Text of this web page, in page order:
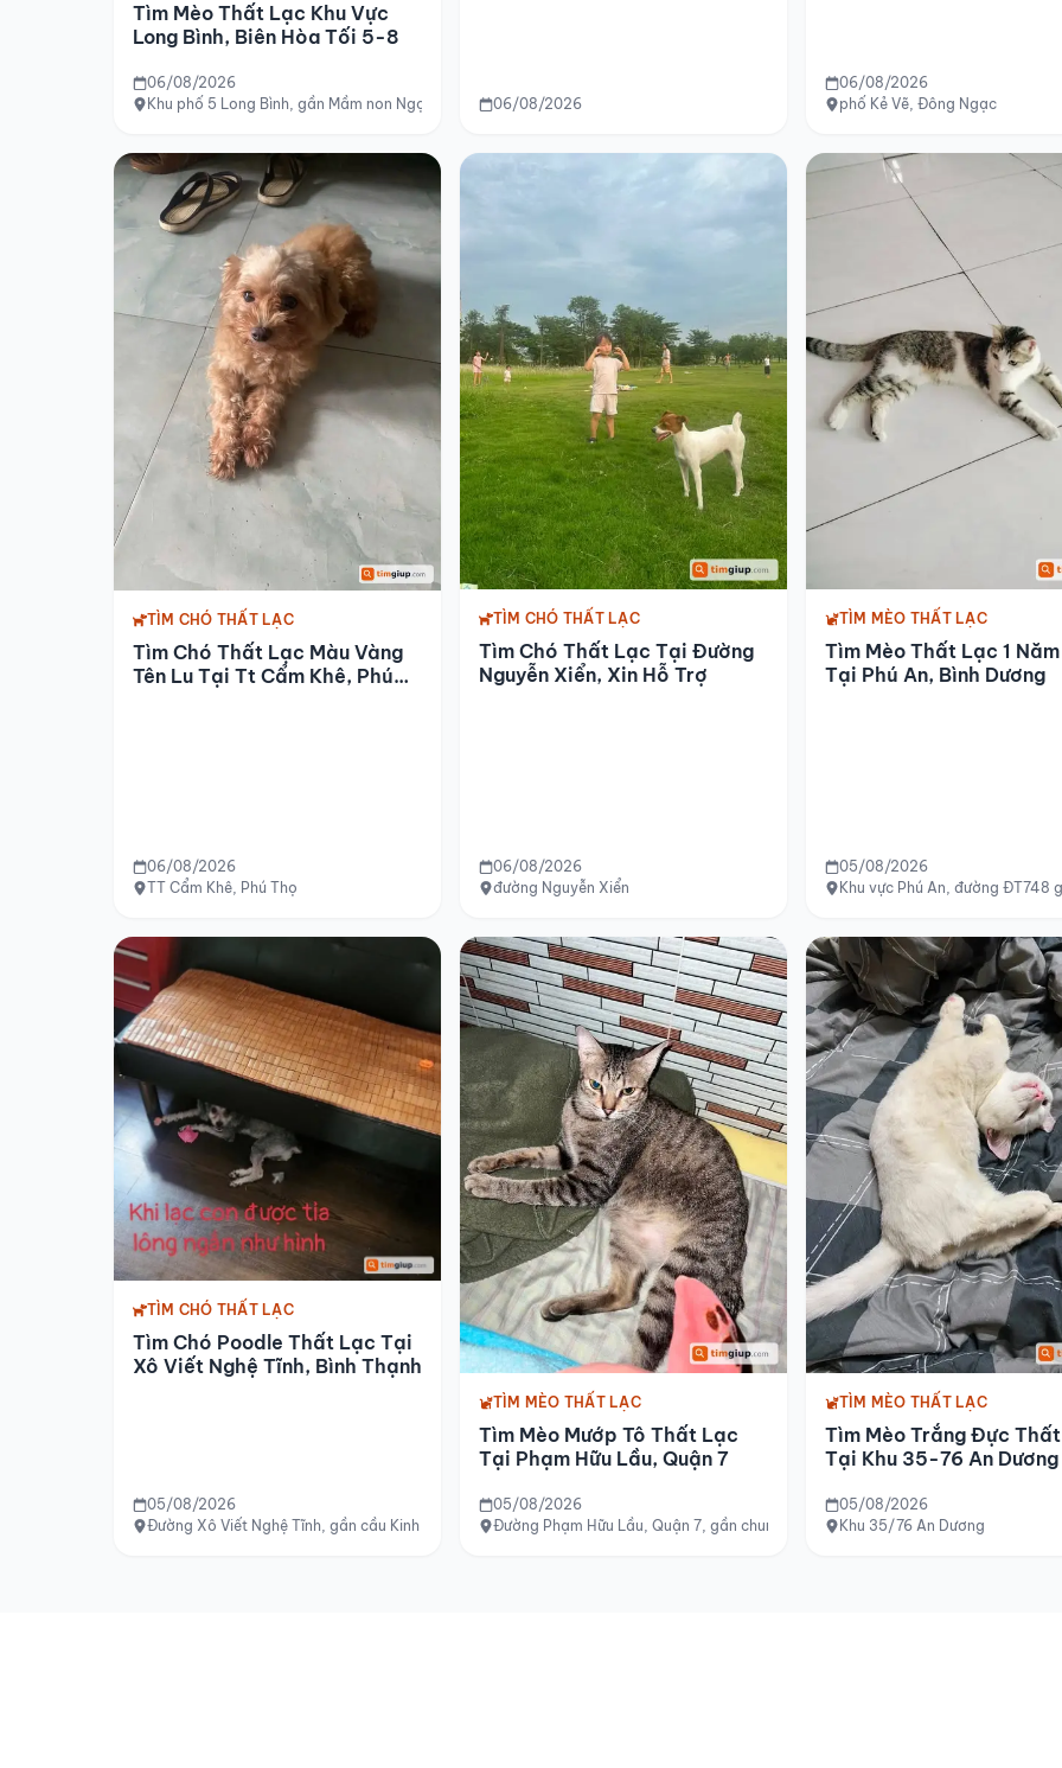
Tìm Mèo Thất Lạc Khu Vực
Long Bình, Biên Hòa Tối 5-8
06/08/2026
Khu phố 5 Long Bình, gần Mầm non Ngọc Lan 2, Long Bình, Biên Hòa
06/08/2026
06/08/2026
phố Kẻ Vẽ, Đông Ngạc
TÌM CHÓ THẤT LẠC
Tìm Chó Thất Lạc Màu Vàng
Tên Lu Tại Tt Cẩm Khê, Phú
06/08/2026
TT Cẩm Khê, Phú Thọ
TÌM CHÓ THẤT LẠC
Tìm Chó Thất Lạc Tại Đường
Nguyễn Xiển, Xin Hỗ Trợ
06/08/2026
đường Nguyễn Xiển
TÌM MÈO THẤT LẠC
Tìm Mèo Thất Lạc 1
Tại Phú An, Bình Dương
05/08/2026
Khu vực Phú An, đường ĐT748
TÌM CHÓ THẤT LẠC
Tìm Chó Poodle Thất Lạc Tại
Xô Viết Nghệ Tĩnh, Bình Thạnh
05/08/2026
Đường Xô Viết Nghệ Tĩnh, gần cầu Kinh Thanh Đa, quận Bình Thạnh
TÌM MÈO THẤT LẠC
Tìm Mèo Mướp Tô Thất Lạc
Tại Phạm Hữu Lầu, Quận 7
05/08/2026
Đường Phạm Hữu Lầu, Quận 7, gần chung cư Belleza
TÌM MÈO THẤT LẠC
Tìm Mèo Trắng Đực
Tại Khu 35-76 An Dương
05/08/2026
Khu 35/76 An Dương